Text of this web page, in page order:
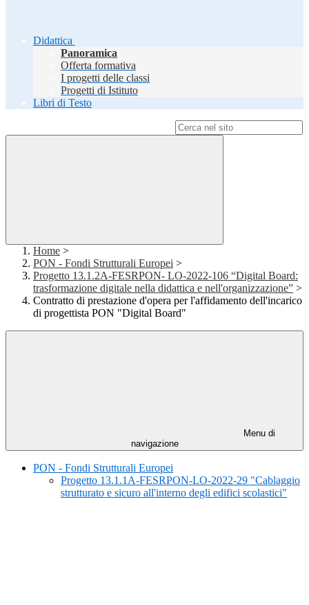
Didattica
Panoramica
Offerta formativa
I progetti delle classi
Progetti di Istituto
Libri di Testo
Home >
PON - Fondi Strutturali Europei >
Progetto 13.1.2A-FESRPON- LO-2022-106 “Digital Board:
trasformazione digitale nella didattica e nell'organizzazione” >
Contratto di prestazione d'opera per l'affidamento dell'incarico
di progettista PON "Digital Board"
Menu di
navigazione
PON - Fondi Strutturali Europei
Progetto 13.1.1A-FESRPON-LO-2022-29 "Cablaggio
strutturato e sicuro all'interno degli edifici scolastici"